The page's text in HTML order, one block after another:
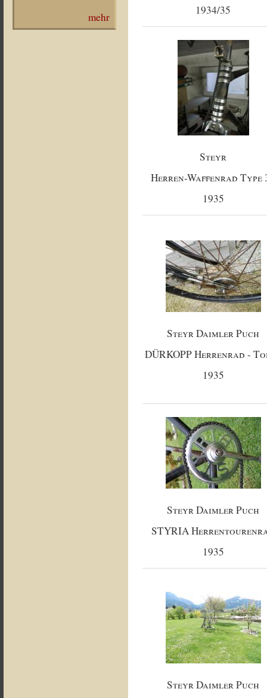
mehr
1934/35
Steyr
Herren-Waffenrad Type
1935
Steyr Daimler Puch
DÜRKOPP Herrenrad -
1935
Steyr Daimler Puch
STYRIA
1935
Steyr Daimler Puch